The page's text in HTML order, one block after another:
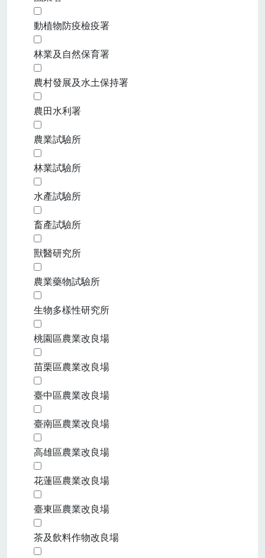
動植物防疫檢疫署
林業及自然保育署
農村發展及水土保持署
農田水利署
農業試驗所
林業試驗所
水產試驗所
畜產試驗所
獸醫研究所
農業藥物試驗所
生物多樣性研究所
桃園區農業改良場
苗栗區農業改良場
臺中區農業改良場
臺南區農業改良場
高雄區農業改良場
花蓮區農業改良場
臺東區農業改良場
茶及飲料作物改良場